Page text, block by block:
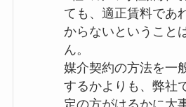
ても、適正賃料であ
からないということ
ん。
媒介契約の方法を一
するかよりも、弊社